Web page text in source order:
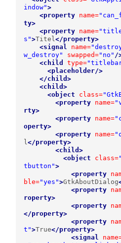
indow">
<property name=
ty>
<property name=
s">Titel </property>
<signal
name=
w_destroy"
swapped="no" /
<child
type=
<placeholder/>
</child>
<child>
<object
class=
<property name=
rty>
<property name=
operty>
<property name=
l </property>
<child>
<object
class=
tbutton">
<property
ble="yes">GtkAboutDialog
<property
roperty>
<property
</property>
<property
t">True</property>
<signal